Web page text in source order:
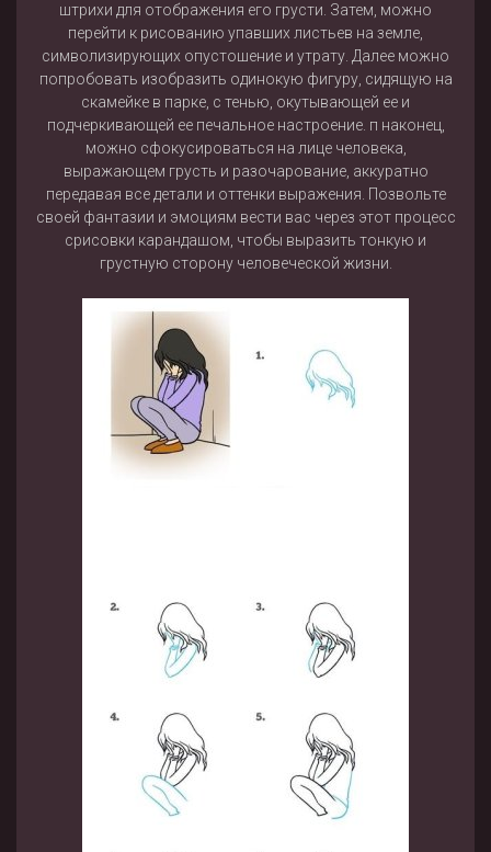
штрихи для отображения его грусти. Затем, можно
перейти к рисованию упавших листьев на земле,
символизирующих опустошение и утрату. Далее можно
попробовать изобразить одинокую фигуру, сидящую на
скамейке в парке, с тенью, окутывающей ее и
подчеркивающей ее печальное настроение. п наконец,
можно сфокусироваться на лице человека,
выражающем грусть и разочарование, аккуратно
передавая все детали и оттенки выражения. Позвольте
своей фантазии и эмоциям вести вас через этот процесс
срисовки карандашом, чтобы выразить тонкую и
грустную сторону человеческой жизни.